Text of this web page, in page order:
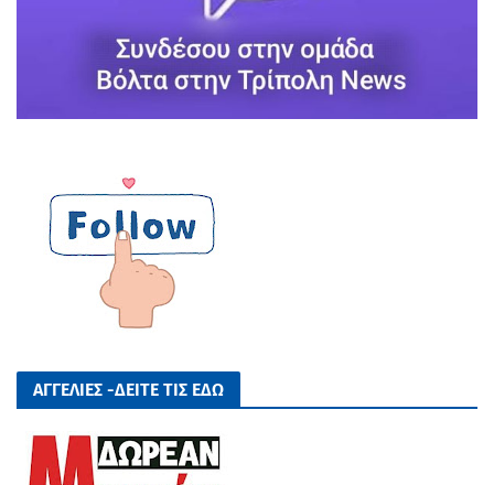
ΑΓΓΕΛΙΕΣ -ΔΕΙΤΕ ΤΙΣ ΕΔΩ